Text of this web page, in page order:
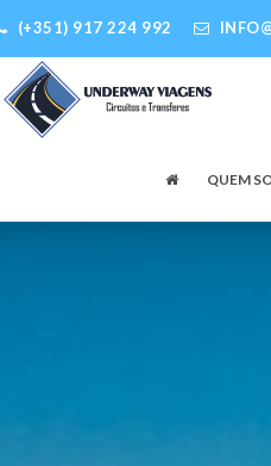
(+351) 917 224 992
QUEM